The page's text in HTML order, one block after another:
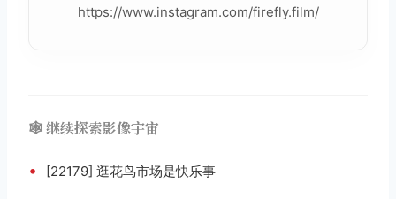
https://www.instagram.com/firefly.film/
🕸️ 继续探索影像宇宙
• [22179] 逛花鸟市场是快乐事